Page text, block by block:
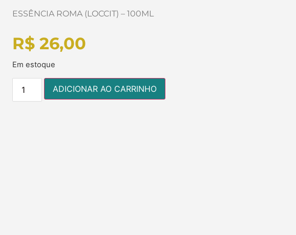
ESSÊNCIA ROMA (LOCCIT) – 100ML
R$ 26,00
Em estoque
ADICIONAR AO CARRINHO